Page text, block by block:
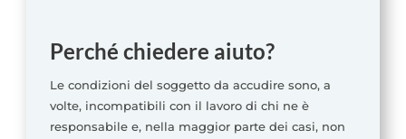
Perché chiedere aiuto?
Le condizioni del soggetto da accudire sono, a
volte, incompatibili con il lavoro di chi ne è
responsabile e, nella maggior parte dei casi, non